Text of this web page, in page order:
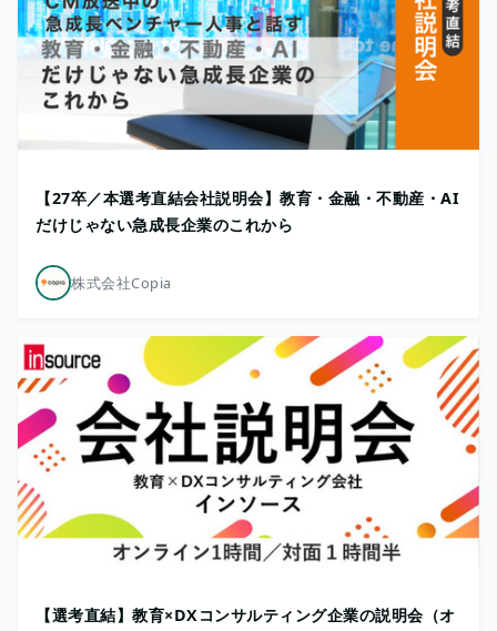
【27卒／本選考直結会社説明会】教育・金融・不動産・AI
だけじゃない急成長企業のこれから
株式会社Copia
【選考直結】教育×DXコンサルティング企業の説明会（オ